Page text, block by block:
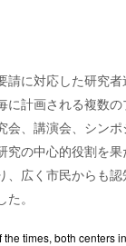
請に対応した研究
に計画される複数
、講演会、シンポ
究の中心的役割を
、広く市民からも
。
the times, both centers